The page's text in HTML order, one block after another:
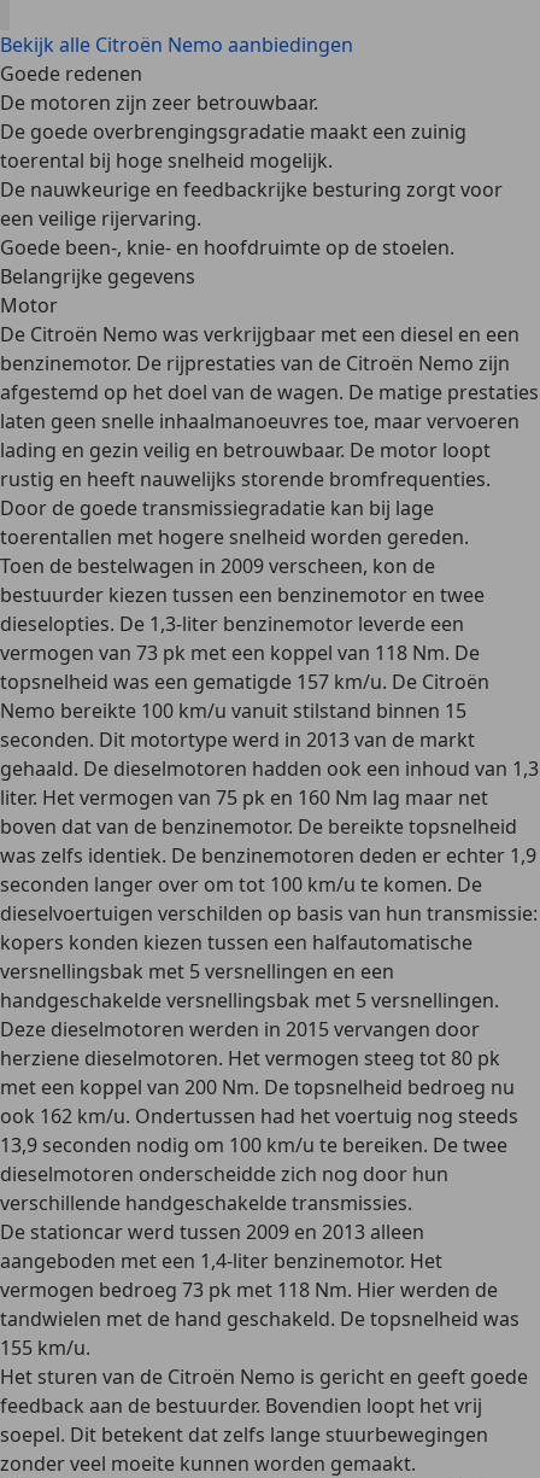
Bekijk alle Citroën Nemo aanbiedingen
Goede redenen
De motoren zijn zeer betrouwbaar.
De goede overbrengingsgradatie maakt een zuinig
toerental bij hoge snelheid mogelijk.
De nauwkeurige en feedbackrijke besturing zorgt voor
een veilige rijervaring.
Goede been-, knie- en hoofdruimte op de stoelen.
Belangrijke gegevens
Motor
De Citroën Nemo was verkrijgbaar met een diesel en een
benzinemotor. De rijprestaties van de Citroën Nemo zijn
afgestemd op het doel van de wagen. De matige prestaties
laten geen snelle inhaalmanoeuvres toe, maar vervoeren
lading en gezin veilig en betrouwbaar. De motor loopt
rustig en heeft nauwelijks storende bromfrequenties.
Door de goede transmissiegradatie kan bij lage
toerentallen met hogere snelheid worden gereden.
Toen de bestelwagen in 2009 verscheen, kon de
bestuurder kiezen tussen een benzinemotor en twee
dieselopties. De 1,3-liter benzinemotor leverde een
vermogen van 73 pk met een koppel van 118 Nm. De
topsnelheid was een gematigde 157 km/u. De Citroën
Nemo bereikte 100 km/u vanuit stilstand binnen 15
seconden. Dit motortype werd in 2013 van de markt
gehaald. De dieselmotoren hadden ook een inhoud van 1,3
liter. Het vermogen van 75 pk en 160 Nm lag maar net
boven dat van de benzinemotor. De bereikte topsnelheid
was zelfs identiek. De benzinemotoren deden er echter 1,9
seconden langer over om tot 100 km/u te komen. De
dieselvoertuigen verschilden op basis van hun transmissie:
kopers konden kiezen tussen een halfautomatische
versnellingsbak met 5 versnellingen en een
handgeschakelde versnellingsbak met 5 versnellingen.
Deze dieselmotoren werden in 2015 vervangen door
herziene dieselmotoren. Het vermogen steeg tot 80 pk
met een koppel van 200 Nm. De topsnelheid bedroeg nu
ook 162 km/u. Ondertussen had het voertuig nog steeds
13,9 seconden nodig om 100 km/u te bereiken. De twee
dieselmotoren onderscheidde zich nog door hun
verschillende handgeschakelde transmissies.
De stationcar werd tussen 2009 en 2013 alleen
aangeboden met een 1,4-liter benzinemotor. Het
vermogen bedroeg 73 pk met 118 Nm. Hier werden de
tandwielen met de hand geschakeld. De topsnelheid was
155 km/u.
Het sturen van de Citroën Nemo is gericht en geeft goede
feedback aan de bestuurder. Bovendien loopt het vrij
soepel. Dit betekent dat zelfs lange stuurbewegingen
zonder veel moeite kunnen worden gemaakt.